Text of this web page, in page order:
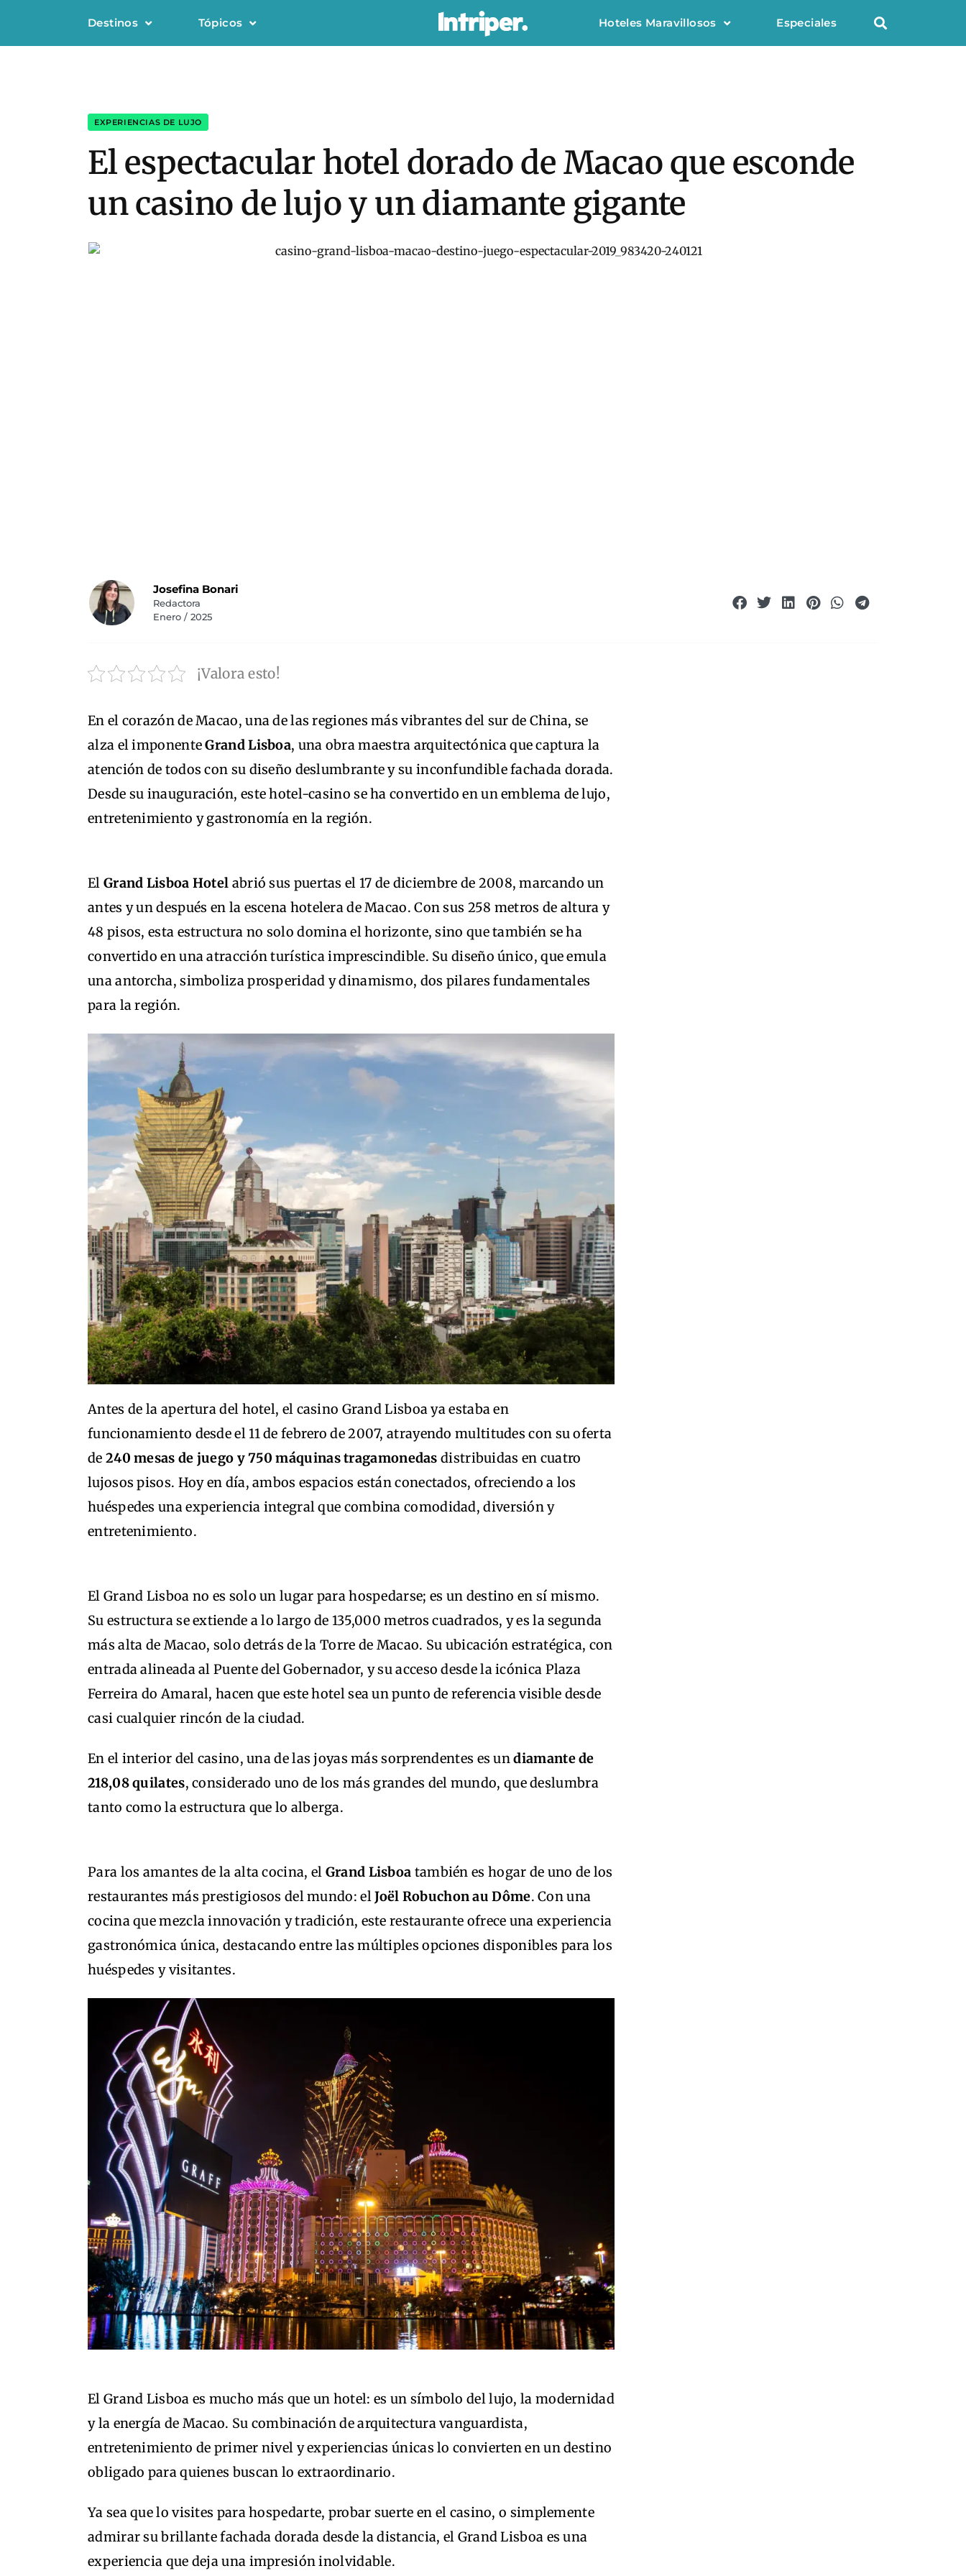
Destinos Tópicos Hoteles Maravillosos Especiales
EXPERIENCIAS DE LUJO
El espectacular hotel dorado de Macao que esconde
un casino de lujo y un diamante gigante
Josefina Bonari
Redactora
Enero / 2025
¡Valora esto!
En el corazón de Macao, una de las regiones más vibrantes del sur de China, se
alza el imponenteGrand Lisboa, una obra maestra arquitectónica que captura la
atención de todos con su diseño deslumbrante y su inconfundible fachada dorada.
Desde su inauguración, este hotel-casino se ha convertido en un emblema de lujo,
entretenimiento y gastronomía en la región.
El Grand Lisboa Hotel abrió sus puertas el 17 de diciembre de 2008, marcando un
antes y un después en la escena hotelera de Macao. Con sus 258 metros de altura y
48 pisos, esta estructura no solo domina el horizonte, sino que también se ha
convertido en una atracción turística imprescindible. Su diseño único, que emula
una antorcha, simboliza prosperidad y dinamismo, dos pilares fundamentales
para la región.
Antes de la apertura del hotel, el casino Grand Lisboa ya estaba en
funcionamiento desde el 11 de febrero de 2007, atrayendo multitudes con su oferta
de 240 mesas de juego y 750 máquinas tragamonedas distribuidas en cuatro
lujosos pisos. Hoy en día, ambos espacios están conectados, ofreciendo a los
huéspedes una experiencia integral que combina comodidad, diversión y
entretenimiento.
El Grand Lisboa no es solo un lugar para hospedarse; es un destino en sí mismo.
Su estructura se extiende a lo largo de 135,000 metros cuadrados, y es la segunda
más alta de Macao, solo detrás de la Torre de Macao. Su ubicación estratégica, con
entrada alineada al Puente del Gobernador, y su acceso desde la icónica Plaza
Ferreira do Amaral, hacen que este hotel sea un punto de referencia visible desde
casi cualquier rincón de la ciudad.
En el interior del casino, una de las joyas más sorprendentes es undiamante de
218,08 quilates, considerado uno de los más grandes del mundo, que deslumbra
tanto como la estructura que lo alberga.
Para los amantes de la alta cocina, el Grand Lisboa también es hogar de uno de los
restaurantes más prestigiosos del mundo: elJoël Robuchon au Dôme. Con una
cocina que mezcla innovación y tradición, este restaurante ofrece una experiencia
gastronómica única, destacando entre las múltiples opciones disponibles para los
huéspedes y visitantes.
El Grand Lisboa es mucho más que un hotel: es un símbolo del lujo, la modernidad
y la energía de Macao. Su combinación de arquitectura vanguardista,
entretenimiento de primer nivel y experiencias únicas lo convierten en un destino
obligado para quienes buscan lo extraordinario.
Ya sea que lo visites para hospedarte, probar suerte en el casino, o simplemente
admirar su brillante fachada dorada desde la distancia, el Grand Lisboa es una
experiencia que deja una impresión inolvidable.